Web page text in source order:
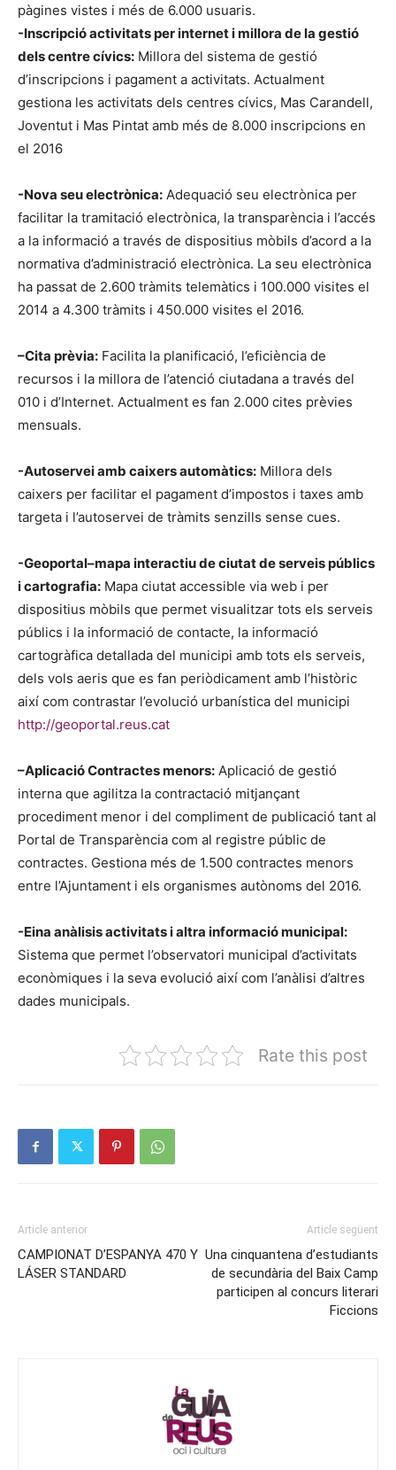
pàgines vistes i més de 6.000 usuaris.
-Inscripció activitats per internet i millora de la gestió
dels centre cívics: Millora del sistema de gestió
d’inscripcions i pagament a activitats. Actualment
gestiona les activitats dels centres cívics, Mas Carandell,
Joventut i Mas Pintat amb més de 8.000 inscripcions en
el 2016
-Nova seu electrònica: Adequació seu electrònica per
facilitar la tramitació electrònica, la transparència i l’accés
a la informació a través de dispositius mòbils d’acord a la
normativa d’administració electrònica. La seu electrònica
ha passat de 2.600 tràmits telemàtics i 100.000 visites el
2014 a 4.300 tràmits i 450.000 visites el 2016.
–Cita prèvia: Facilita la planificació, l’eficiència de
recursos i la millora de l’atenció ciutadana a través del
010 i d’Internet. Actualment es fan 2.000 cites prèvies
mensuals.
-Autoservei amb caixers automàtics: Millora dels
caixers per facilitar el pagament d’impostos i taxes amb
targeta i l’autoservei de tràmits senzills sense cues.
-Geoportal–mapa interactiu de ciutat de serveis públics
i cartografia: Mapa ciutat accessible via web i per
dispositius mòbils que permet visualitzar tots els serveis
públics i la informació de contacte, la informació
cartogràfica detallada del municipi amb tots els serveis,
dels vols aeris que es fan periòdicament amb l’històric
així com contrastar l’evolució urbanística del municipi
http://geoportal.reus.cat
–Aplicació Contractes menors: Aplicació de gestió
interna que agilitza la contractació mitjançant
procediment menor i del compliment de publicació tant al
Portal de Transparència com al registre públic de
contractes. Gestiona més de 1.500 contractes menors
entre l’Ajuntament i els organismes autònoms del 2016.
-Eina anàlisis activitats i altra informació municipal:
Sistema que permet l’observatori municipal d’activitats
econòmiques i la seva evolució així com l’anàlisi d’altres
dades municipals.
Rate this post
Article anterior
CAMPIONAT D’ESPANYA 470 Y
LÁSER STANDARD
Article següent
Una cinquantena d’estudiants
de secundària del Baix Camp
participen al concurs literari
Ficcions